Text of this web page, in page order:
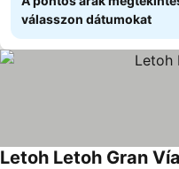
válasszon dátumokat
Letoh Letoh Gran Vía